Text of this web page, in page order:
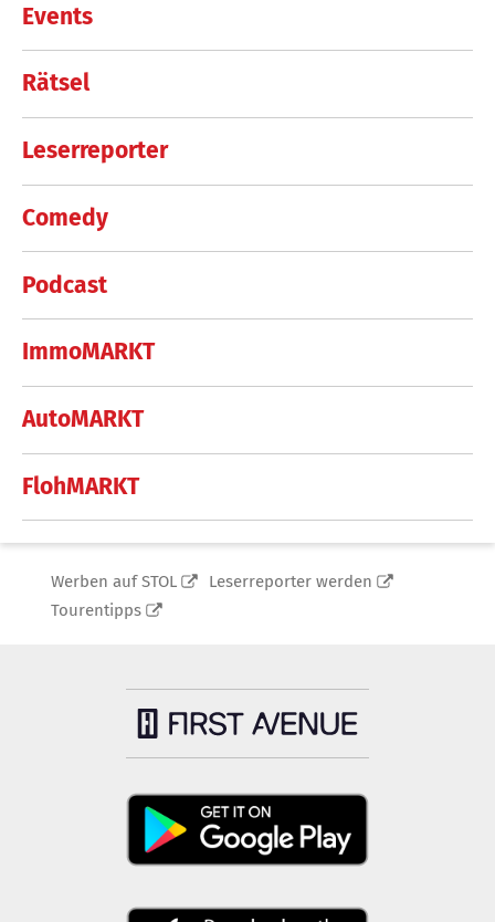
Events
Rätsel
Leserreporter
Comedy
Podcast
ImmoMARKT
AutoMARKT
FlohMARKT
Werben auf STOL
Leserreporter werden
Tourentipps